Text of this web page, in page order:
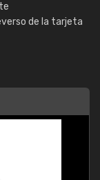
de la tarjeta